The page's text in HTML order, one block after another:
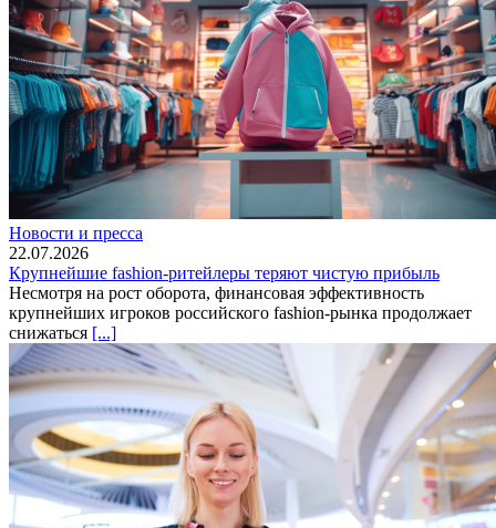
Новости и пресса
22.07.2026
Крупнейшие fashion-ритейлеры теряют чистую прибыль
Несмотря на рост оборота, финансовая эффективность
крупнейших игроков российского fashion-рынка продолжает
снижаться [...]